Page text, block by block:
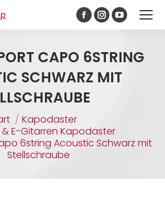
CAPO 6STRING
SCHWARZ MIT
Kapodaster
E-Gitarren Kapodaster
6string Acoustic Schwarz mit
Stellschraube